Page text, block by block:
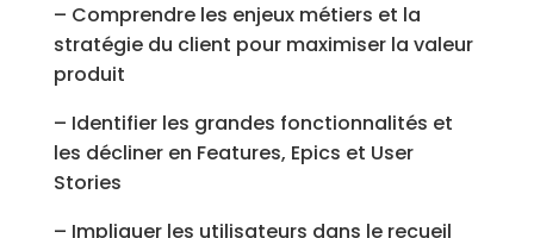
– Comprendre les enjeux métiers et la
stratégie du client pour maximiser la valeur
produit
– Identifier les grandes fonctionnalités et
les décliner en Features, Epics et User
Stories
– Impliquer les utilisateurs dans le recueil